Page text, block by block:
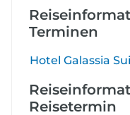
Terminen
Hotel Galassia
Reisetermin